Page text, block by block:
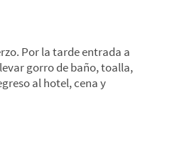
Por la tarde entrada a
gorro de baño, toalla,
al hotel, cena y